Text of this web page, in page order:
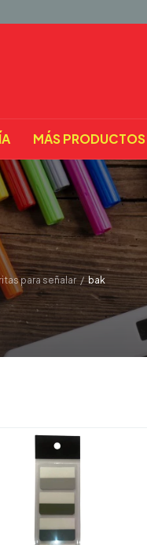
MÁS PRODUCTOS
para señalar / bak